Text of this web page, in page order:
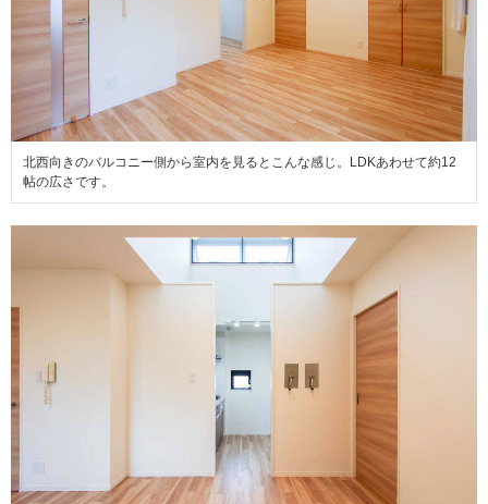
北西向きのバルコニー側から室内を見るとこんな感じ。LDKあわせて約12
帖の広さです。